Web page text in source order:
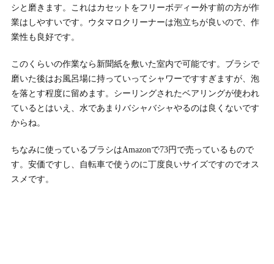
シと磨きます。これはカセットをフリーボディー外す前の方が作
業はしやすいです。ウタマロクリーナーは泡立ちが良いので、作
業性も良好です。
このくらいの作業なら新聞紙を敷いた室内で可能です。ブラシで
磨いた後はお風呂場に持っていってシャワーですすぎますが、泡
を落とす程度に留めます。シーリングされたベアリングが使われ
ているとはいえ、水であまりバシャバシャやるのは良くないです
からね。
ちなみに使っているブラシはAmazonで73円で売っているもので
す。安価ですし、自転車で使うのに丁度良いサイズですのでオス
スメです。